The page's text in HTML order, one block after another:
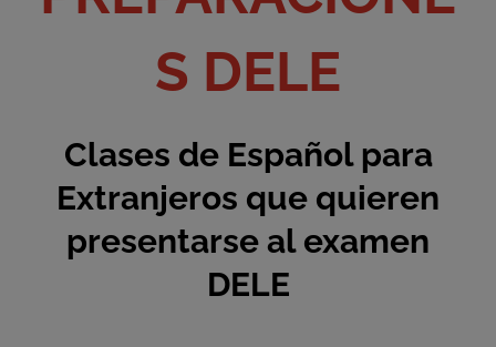
S DELE
Clases de Español para
Extranjeros que quieren
presentarse al examen
DELE